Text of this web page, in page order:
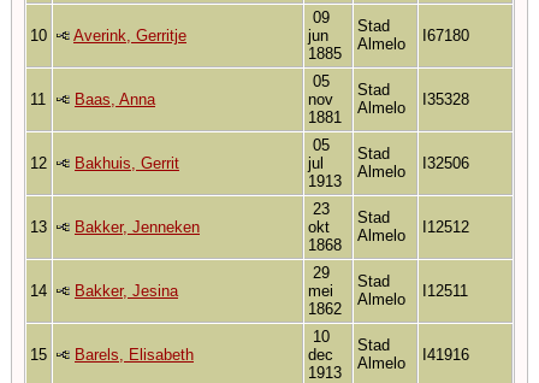
10 Averink, Gerritje
09
jun
1885
Stad
Almelo
I67180
11 Baas, Anna
05
nov
1881
Stad
Almelo
I35328
12 Bakhuis, Gerrit
05
jul
1913
Stad
Almelo
I32506
13 Bakker, Jenneken
23
okt
1868
Stad
Almelo
I12512
14 Bakker, Jesina
29
mei
1862
Stad
Almelo
I12511
15 Barels, Elisabeth
10
dec
1913
Stad
Almelo
I41916